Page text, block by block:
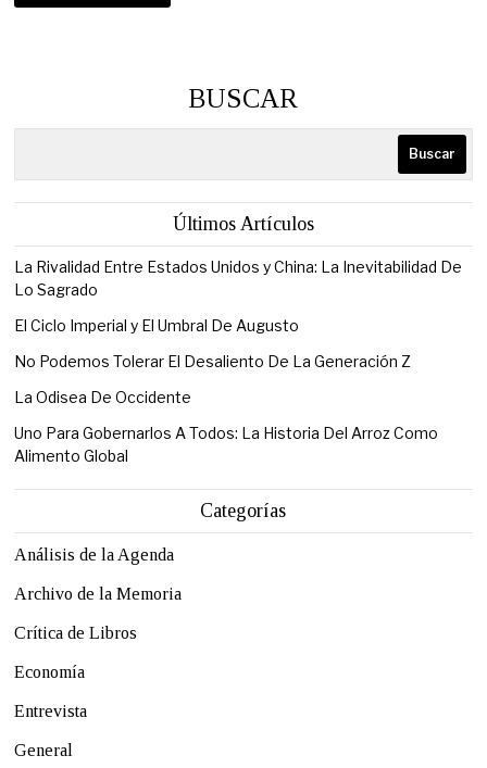
BUSCAR
Buscar
Últimos Artículos
La Rivalidad Entre Estados Unidos y China: La Inevitabilidad De
Lo Sagrado
El Ciclo Imperial y El Umbral De Augusto
No Podemos Tolerar El Desaliento De La Generación Z
La Odisea De Occidente
Uno Para Gobernarlos A Todos: La Historia Del Arroz Como
Alimento Global
Categorías
Análisis de la Agenda
Archivo de la Memoria
Crítica de Libros
Economía
Entrevista
General